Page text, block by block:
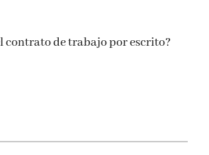
contrato de trabajo por escrito?